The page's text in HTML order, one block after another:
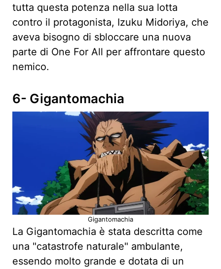
tutta questa potenza nella sua lotta
contro il protagonista, Izuku Midoriya, che
aveva bisogno di sbloccare una nuova
parte di One For All per affrontare questo
nemico.
6- Gigantomachia
Gigantomachia
La Gigantomachia è stata descritta come
una "catastrofe naturale" ambulante,
essendo molto grande e dotata di un